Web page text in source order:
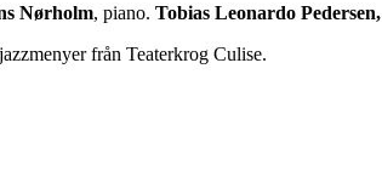
Nørholm, piano. Tobias Leonardo Pedersen,
från Teaterkrog Culise.